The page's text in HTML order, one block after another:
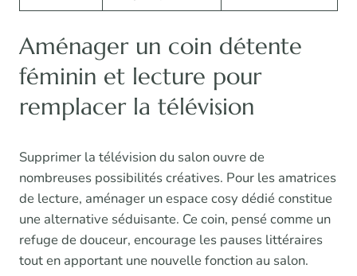
Aménager un coin détente
féminin et lecture pour
remplacer la télévision
Supprimer la télévision du salon ouvre de
nombreuses possibilités créatives. Pour les amatrices
de lecture, aménager un espace cosy dédié constitue
une alternative séduisante. Ce coin, pensé comme un
refuge de douceur, encourage les pauses littéraires
tout en apportant une nouvelle fonction au salon.